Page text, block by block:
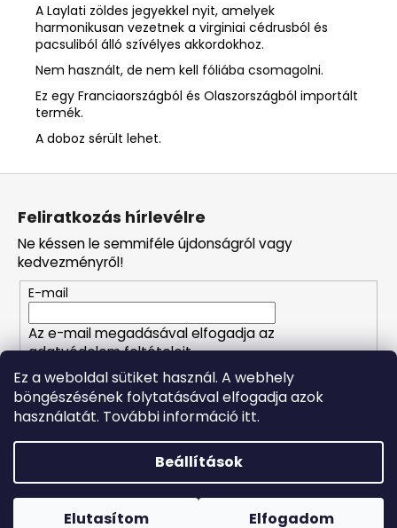
Ez a weboldal sütiket használ. A webhely
böngészésének folytatásával elfogadja azok
használatát. További információ itt.
Beállítások
Elutasítom Elfogadom
Forró napokon nem javasoljuk a csomagautomatákba
történő kézbesítést. A magas hőmérsékletre érzékeny
termékek átvételkor nem biztos, hogy optimális állapotban
A Laylati zöldes jegyekkel nyit, amelyek
harmonikusan vezetnek a virginiai cédrusból és
pacsuliból álló szívélyes akkordokhoz.
Nem használt, de nem kell fóliába csomagolni.
Ez egy Franciaországból és Olaszországból importált
termék.
A doboz sérült lehet.
L
Feliratkozás hírlevélre
Ne késsen le semmiféle újdonságról vagy
kedvezményről!
E-mail
Az e-mail megadásával elfogadja az
adatvédelem feltételeit.
FELIRATKOZÁS
Copyright 2026Naturalzen. Minden jog fenntartva.Süti
beállítások szerkesztése